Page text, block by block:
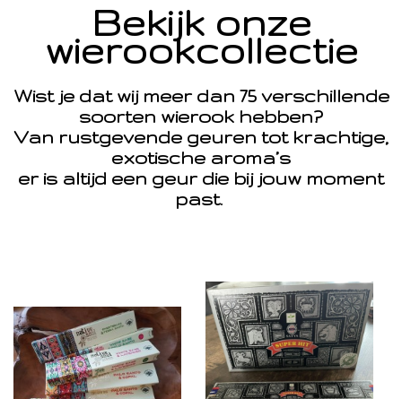
Bekijk onze
wierookcollectie
Wist je dat wij meer dan 75 verschillende
soorten wierook hebben?
Van rustgevende geuren tot krachtige,
exotische aroma’s
er is altijd een geur die bij jouw moment
past.